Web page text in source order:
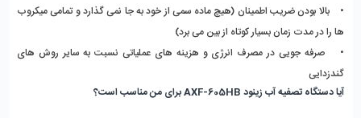
• بالا بودن ضریب اطمینان (هیچ ماده سمی از خود به جا نمی گذارد و تمامی میکروب
ها را در مدت زمان بسیار کوتاه از بین می برد)
• صرفه جویی در مصرف انرژی و هزینه های عملیاتی نسبت به سایر روش های
گندزدایی
آیا دستگاه تصفیه آب زینود AXF-605HB برای من مناسب است؟